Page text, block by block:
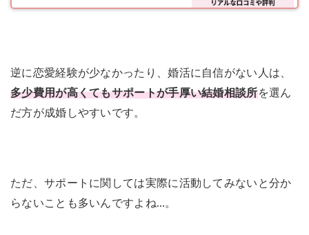
逆に恋愛経験が少なかったり、婚活に自信がない人は、
多少費用が高くてもサポートが手厚い結婚相談所を選ん
だ方が成婚しやすいです。
ただ、サポートに関しては実際に活動してみないと分か
らないことも多いんですよね…。